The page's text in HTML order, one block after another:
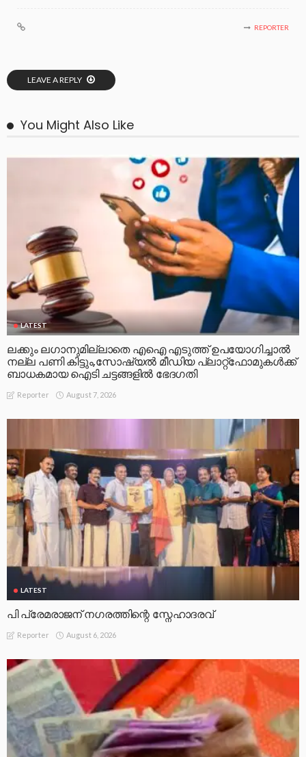
REPORTER
LEAVE A REPLY
You Might Also Like
LATEST
ലക്കും ലഗാനുമില്ലാതെ എഐ എടുത്ത് ഉപയോഗിച്ചാല്‍
നല്ല പണി കിട്ടും,സോഷ്യല്‍ മീഡിയ പ്ലാറ്റ്‌ഫോമുകള്‍ക്ക്
ബാധകമായ ഐടി ചട്ടങ്ങളില്‍ ഭേദഗതി
Reporter August 7, 2026
LATEST
പി പ്രേമരാജന് നഗരത്തിന്റെ സ്നേഹാദരവ്
Reporter August 6, 2026